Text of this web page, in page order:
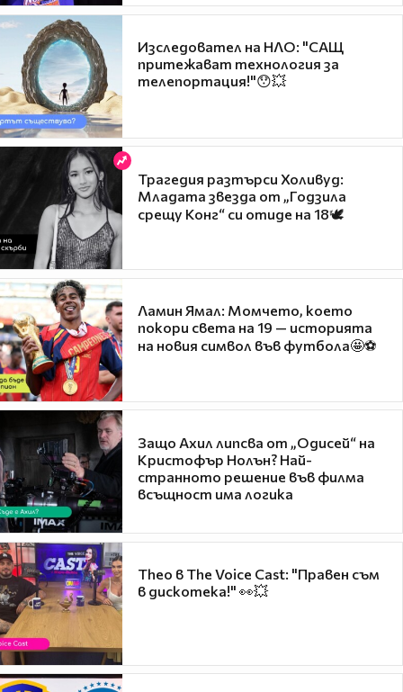
Изследовател на НЛО: "САЩ
притежават технология за
телепортация!"😯💥
Трагедия разтърси Холивуд:
Младата звезда от „Годзила
срещу Конг“ си отиде на 18🕊️
Ламин Ямал: Момчето, което
покори света на 19 — историята
на новия символ във футбола🤩⚽
Защо Ахил липсва от „Одисей“ на
Кристофър Нолън? Най-
странното решение във филма
всъщност има логика
Theo в The Voice Cast: "Правен съм
в дискотека!" 👀💥